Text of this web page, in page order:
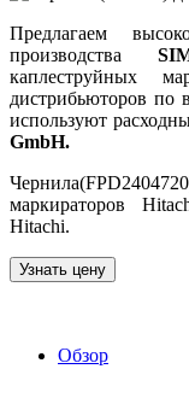
Предлагаем
производства
каплеструйных
дистрибьюторов по
используют
GmbH.
маркираторов
Hitachi.
Узнать цену
Обзор